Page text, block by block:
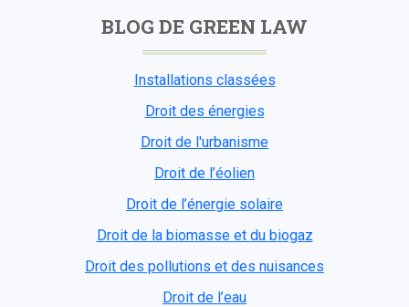
BLOG DE GREEN LAW
Installations classées
Droit des énergies
Droit de l'urbanisme
Droit de l’éolien
Droit de l’énergie solaire
Droit de la biomasse et du biogaz
Droit des pollutions et des nuisances
Droit de l’eau